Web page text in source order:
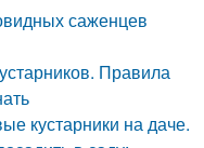
саженцев
Правила
кустарники на даче.